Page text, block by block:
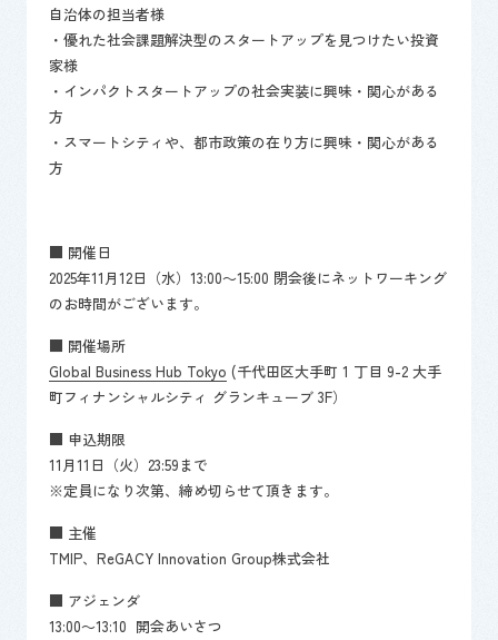
自治体の担当者様
・優れた社会課題解決型のスタートアップを見つけたい投資
家様
・インパクトスタートアップの社会実装に興味・関心がある
方
・スマートシティや、都市政策の在り方に興味・関心がある
方
■ 開催日
2025年11月12日（水）13:00～15:00 閉会後にネットワーキング
のお時間がございます。
■ 開催場所
Global Business Hub Tokyo (千代田区大手町 1 丁目 9-2 大手
町フィナンシャルシティ グランキューブ 3F）
■ 申込期限
11月11日（火）23:59まで
※定員になり次第、締め切らせて頂きます。
■ 主催
TMIP、ReGACY Innovation Group株式会社
■ アジェンダ
13:00～13:10 開会あいさつ